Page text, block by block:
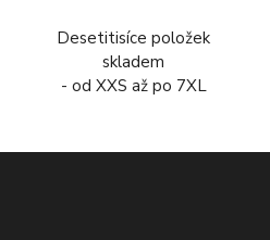
Desetitisíce položek
skladem
- od XXS až po 7XL